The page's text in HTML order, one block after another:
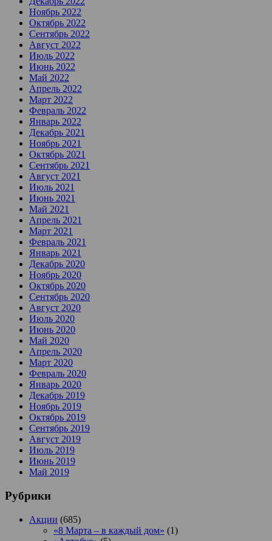
Ноябрь 2022
Октябрь 2022
Сентябрь 2022
Август 2022
Июль 2022
Июнь 2022
Май 2022
Апрель 2022
Март 2022
Февраль 2022
Январь 2022
Декабрь 2021
Ноябрь 2021
Октябрь 2021
Сентябрь 2021
Август 2021
Июль 2021
Июнь 2021
Май 2021
Апрель 2021
Март 2021
Февраль 2021
Январь 2021
Декабрь 2020
Ноябрь 2020
Октябрь 2020
Сентябрь 2020
Август 2020
Июль 2020
Июнь 2020
Май 2020
Апрель 2020
Март 2020
Февраль 2020
Январь 2020
Декабрь 2019
Ноябрь 2019
Октябрь 2019
Сентябрь 2019
Август 2019
Июль 2019
Июнь 2019
Май 2019
Рубрики
Акции (685)
«8 Марта – в каждый дом» (1)